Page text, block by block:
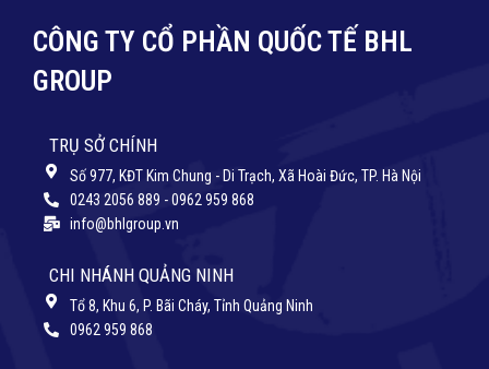
CÔNG TY CỔ PHẦN QUỐC TẾ BHL
GROUP
TRỤ SỞ CHÍNH
Số 977, KĐT Kim Chung - Di Trạch, Xã Hoài Đức, TP. Hà Nội
0243 2056 889 - 0962 959 868
info@bhlgroup.vn
CHI NHÁNH QUẢNG NINH
Tổ 8, Khu 6, P. Bãi Cháy, Tỉnh Quảng Ninh
0962 959 868